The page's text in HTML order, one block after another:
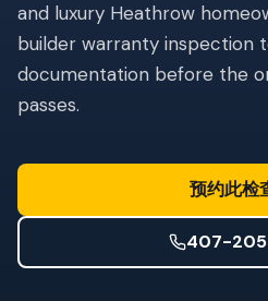
保险检查
四点检查
防风检查
屋顶认证
专业服务
and luxury Heathrow
builder warranty inspection
documentation before the
passes.
预约此检
407-